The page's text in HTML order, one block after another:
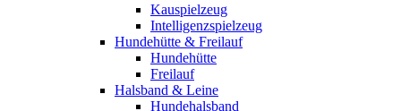
Kauspielzeug
Intelligenzspielzeug
Hundehütte & Freilauf
Hundehütte
Freilauf
Halsband & Leine
Hundehalsband